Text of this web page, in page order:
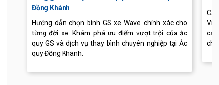
Đồng Khánh
Hướng dẫn chọn bình GS xe Wave chính xác cho
từng đời xe. Khám phá ưu điểm vượt trội của ắc
quy GS và dịch vụ thay bình chuyên nghiệp tại Ắc
quy Đồng Khánh.